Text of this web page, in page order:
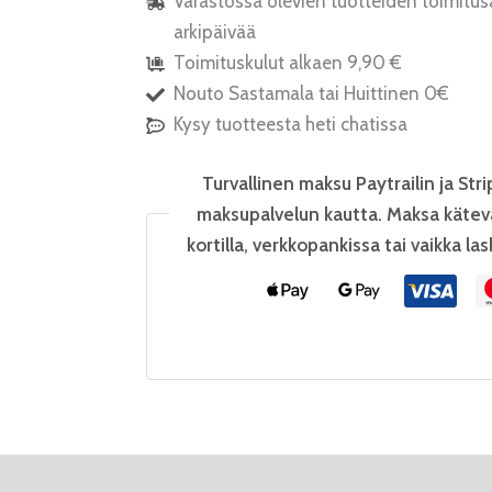
arkipäivää
Toimituskulut alkaen 9,90 €
Nouto Sastamala tai Huittinen 0€
Kysy tuotteesta heti chatissa
Turvallinen maksu Paytrailin ja
maksupalvelun kautta. Maksa
kortilla, verkkopankissa tai vaikka